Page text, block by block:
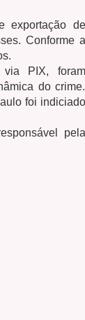
exportação de
Conforme a
via PIX, foram
do crime.
foi indiciado
pela